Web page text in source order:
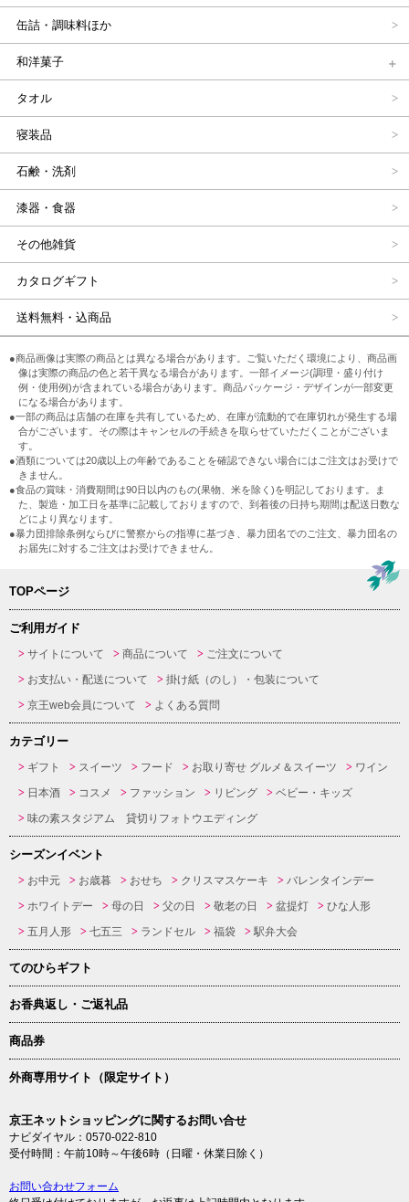
缶詰・調味料ほか
和洋菓子
タオル
寝装品
石鹸・洗剤
漆器・食器
その他雑貨
カタログギフト
送料無料・込商品
●商品画像は実際の商品とは異なる場合があります。ご覧いただく環境により、商品画
像は実際の商品の色と若干異なる場合があります。一部イメージ(調理・盛り付け
例・使用例)が含まれている場合があります。商品パッケージ・デザインが一部変更
になる場合があります。
●一部の商品は店舗の在庫を共有しているため、在庫が流動的で在庫切れが発生する場
合がございます。その際はキャンセルの手続きを取らせていただくことがございま
す。
●酒類については20歳以上の年齢であることを確認できない場合にはご注文はお受けで
きません。
●食品の賞味・消費期間は90日以内のもの(果物、米を除く)を明記しております。ま
た、製造・加工日を基準に記載しておりますので、到着後の日持ち期間は配送日数な
どにより異なります。
●暴力団排除条例ならびに警察からの指導に基づき、暴力団名でのご注文、暴力団名の
お届先に対するご注文はお受けできません。
TOPページ
ご利用ガイド
サイトについて 商品について
ご注文について
お支払い・配送について
掛け紙（のし）・包装について
京王web会員について
よくある質問
カテゴリー
ギフト スイーツ フード お取り寄せ グルメ＆スイーツ
ワイン
日本酒
コスメ ファッション リビング
ベビー・キッズ
味の素スタジアム 貸切りフォトウエディング
シーズンイベント
お中元 お歳暮 おせち クリスマスケーキ
バレンタインデー
ホワイトデー
母の日 父の日 敬老の日 盆提灯
ひな人形
五月人形
七五三 ランドセル 福袋 駅弁大会
てのひらギフト
お香典返し・ご返礼品
商品券
外商専用サイト（限定サイト）
京王ネットショッピングに関するお問い合せ
ナビダイヤル：0570-022-810
受付時間：午前10時～午後6時（日曜・休業日除く）
お問い合わせフォーム